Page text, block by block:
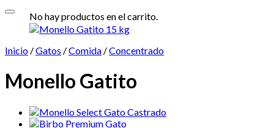
No hay productos en el carrito.
Inicio /Gatos /Comida /Concentrado
Monello Gatito